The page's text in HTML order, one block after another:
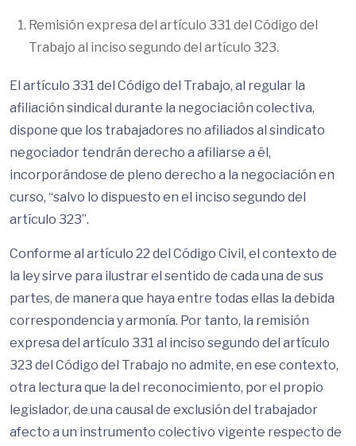
Remisión expresa del artículo 331 del Código del
Trabajo al inciso segundo del artículo 323.
El artículo 331 del Código del Trabajo, al regular la
afiliación sindical durante la negociación colectiva,
dispone que los trabajadores no afiliados al sindicato
negociador tendrán derecho a afiliarse a él,
incorporándose de pleno derecho a la negociación en
curso, “salvo lo dispuesto en el inciso segundo del
artículo 323”.
Conforme al artículo 22 del Código Civil, el contexto de
la ley sirve para ilustrar el sentido de cada una de sus
partes, de manera que haya entre todas ellas la debida
correspondencia y armonía. Por tanto, la remisión
expresa del artículo 331 al inciso segundo del artículo
323 del Código del Trabajo no admite, en ese contexto,
otra lectura que la del reconocimiento, por el propio
legislador, de una causal de exclusión del trabajador
afecto a un instrumento colectivo vigente respecto de